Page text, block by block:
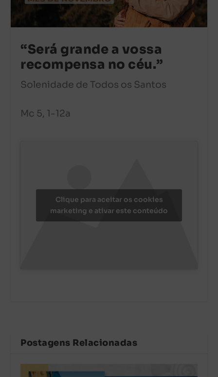
“Será grande a vossa
recompensa no céu.”
Solenidade de Todos os Santos
Mc 5, 1-12a
Clique para aceitar os cookies
marketing e ativar este conteúdo
Postagens Relacionadas